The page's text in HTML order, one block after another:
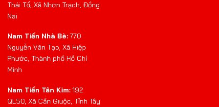
Thái Tổ, Xã Nhơn Trạch, Đồng
Nai
Nam Tiến Nhà Bè: 770
Nguyễn Văn Tạo, Xã Hiệp
Phước, Thành phố Hồ Chí
Minh
Nam Tiến Tân Kim: 192
QL50, Xã Cần Giuộc, Tỉnh Tây